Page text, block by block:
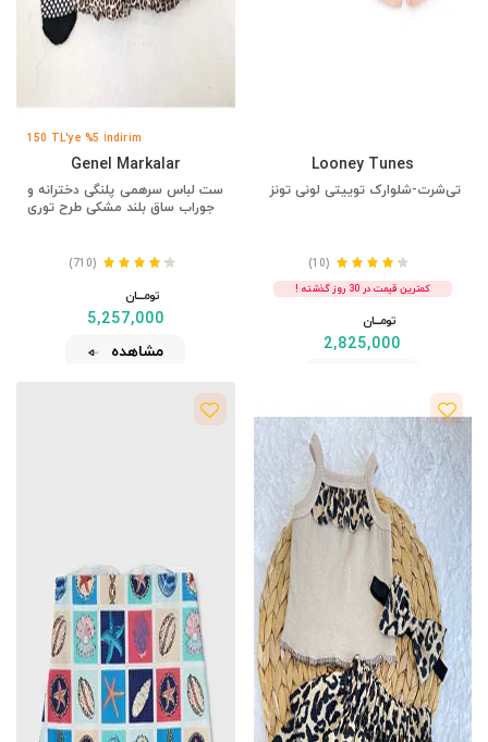
Looney Tunes
تی‌شرت-شلوارک توییتی لونی تونز
(10)
کمترین قیمت در 30 روز گذشته !
تومــــــان
2,825,000
150 TL'ye %5 İndirim
Genel Markalar
ست لباس سرهمی پلنگی دخترانه و
جوراب ساق بلند مشکی طرح توری
(710)
تومــــــان
5,257,000
مشاهده